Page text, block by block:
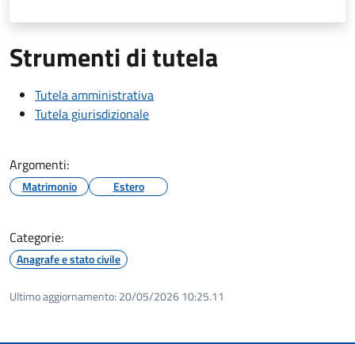
Strumenti di tutela
Tutela amministrativa
Tutela giurisdizionale
Argomenti:
Matrimonio Estero
Categorie:
Anagrafe e stato civile
Ultimo aggiornamento: 20/05/2026 10:25.11